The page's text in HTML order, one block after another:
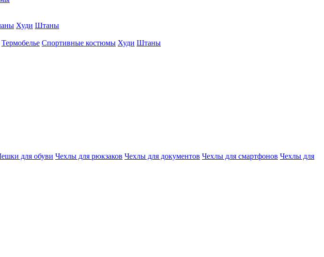
Худи Штаны
Термобелье Спортивные костюмы Худи Штаны
для обуви Чехлы для рюкзаков Чехлы для документов Чехлы для смартфонов Чехлы для